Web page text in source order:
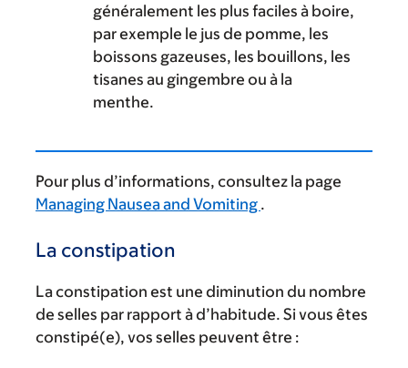
généralement les plus faciles à boire,
par exemple le jus de pomme, les
boissons gazeuses, les bouillons, les
tisanes au gingembre ou à la
menthe.
Pour plus d’informations, consultez la page
Managing Nausea and Vomiting .
La constipation
La constipation est une diminution du nombre
de selles par rapport à d’habitude. Si vous êtes
constipé(e), vos selles peuvent être :